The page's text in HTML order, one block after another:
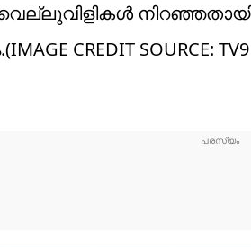
വെല്ലുവിളികൾ
CREDIT SOURCE: TV9